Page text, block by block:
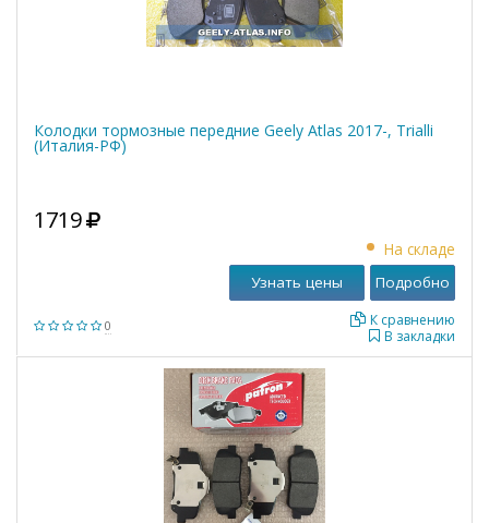
Колодки тормозные передние Geely Atlas 2017-, Trialli
(Италия-РФ)
0
1719
На складе
В закладки
К сравнению
Узнать цены Подробно